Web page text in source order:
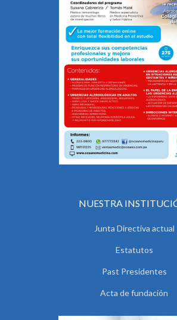
NUESTRA
Junta Directiva actual
Estatutos
Past Presidentes
Acta de fundación